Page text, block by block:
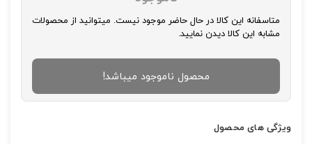
متاسفانه این کالا در حال حاضر موجود نیست. میتوانید از محصولات
مشابه این کالا دیدن نمایید.
محصول ناموجود میباشد!
ویژگی های محصول